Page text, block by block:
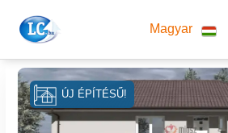
Magyar
ÚJ ÉPÍTÉSŰ!